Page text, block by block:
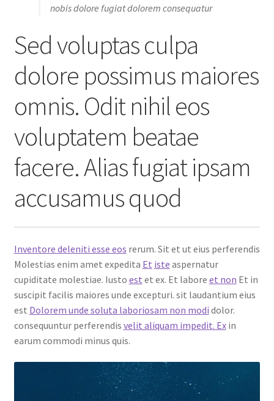
nobis dolore fugiat dolorem consequatur
Sed voluptas culpa
dolore possimus maiores
omnis. Odit nihil eos
voluptatem beatae
facere. Alias fugiat ipsam
accusamus quod
Inventore deleniti esse eos rerum. Sit et ut eius perferendis
Molestias enim amet expedita Et iste aspernatur
cupiditate molestiae. Iusto est et ex. Et labore et non Et in
suscipit facilis maiores unde excepturi. sit laudantium eius
est Dolorem unde soluta laboriosam non modi dolor.
consequuntur perferendis velit aliquam impedit. Exin
earum commodi minus quis.